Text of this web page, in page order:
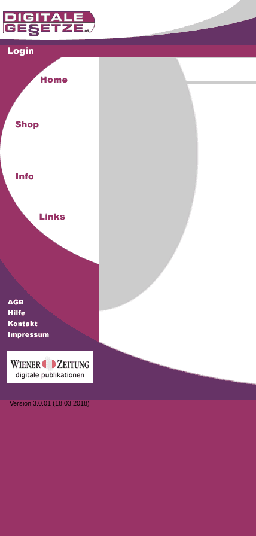
Version 3.0.01 (18.03.2018)